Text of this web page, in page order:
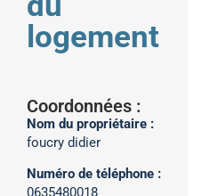
logement
Coordonnées :
Nom du propriétaire :
foucry didier
Numéro de téléphone :
0635480018